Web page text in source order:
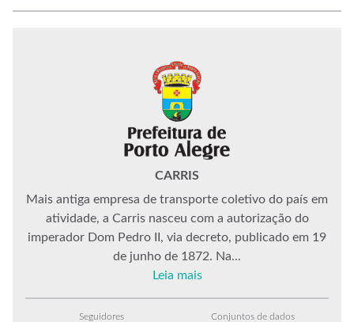
CARRIS
Mais antiga empresa de transporte coletivo do país em
atividade, a Carris nasceu com a autorização do
imperador Dom Pedro II, via decreto, publicado em 19
de junho de 1872. Na...
Leia mais
Seguidores Conjuntos de dados